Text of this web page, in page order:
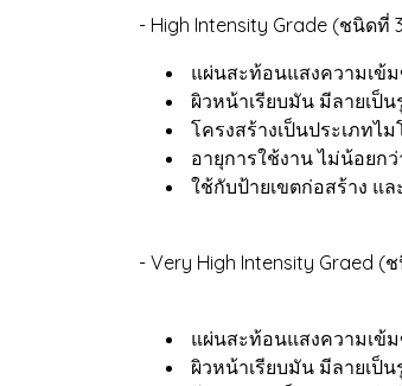
- High Intensity Grade (ชนิดที่
แผ่นสะท้อนแสงความเข้
ผิวหน้าเรียบมัน มีลายเป็น
โครงสร้างเป็นประเภทไ
อายุการใช้งาน ไม่น้อยกว่
ใช้กับป้ายเขตก่อสร้าง แ
- Very High Intensity Graed (
แผ่นสะท้อนแสงความเข้
ผิวหน้าเรียบมัน มีลายเป็น